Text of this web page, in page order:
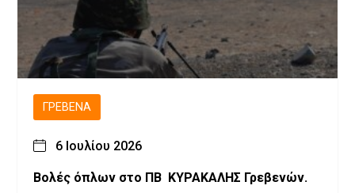
ΓΡΕΒΕΝΆ
6 Ιουλίου 2026
Βολές όπλων στο ΠΒ ΚΥΡΑΚΑΛΗΣ Γρεβενών.